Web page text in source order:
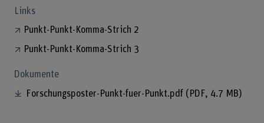
Links
Punkt-Punkt-Komma-Strich 2
Punkt-Punkt-Komma-Strich 3
Dokumente
Forschungsposter-Punkt-fuer-Punkt.pdf (PDF, 4.7 MB)